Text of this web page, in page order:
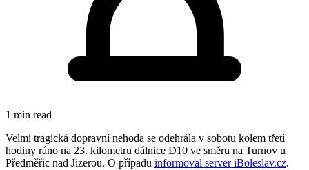
1 min read
Velmi tragická dopravní nehoda se odehrála v sobotu kolem třetí
hodiny ráno na 23. kilometru dálnice D10 ve směru na Turnov u
Předměřic nad Jizerou. O případu informoval server iBoleslav.cz.